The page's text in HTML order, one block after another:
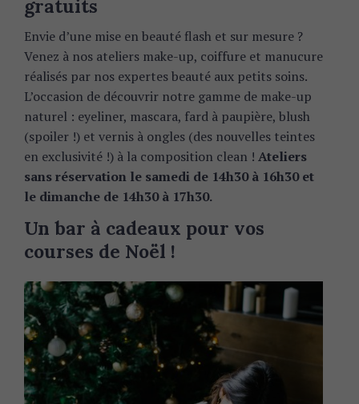
gratuits
Envie d’une mise en beauté flash et sur mesure ?
Venez à nos ateliers make-up, coiffure et manucure
réalisés par nos expertes beauté aux petits soins.
L’occasion de découvrir notre gamme de make-up
naturel : eyeliner, mascara, fard à paupière, blush
(spoiler !) et vernis à ongles (des nouvelles teintes
en exclusivité !) à la composition clean ! Ateliers
sans réservation le samedi de 14h30 à 16h30 et
le dimanche de 14h30 à 17h30.
Un bar à cadeaux pour vos
courses de Noël !